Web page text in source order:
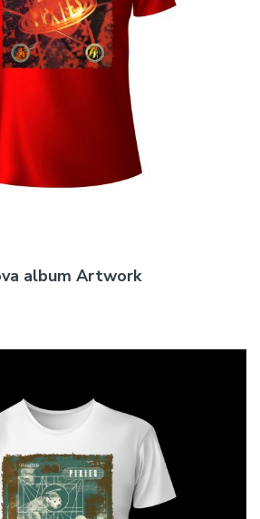
album Artwork